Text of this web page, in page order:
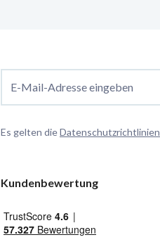
E-Mail-Adresse eingeben
Es gelten dieDatenschutzrichtlinien
Kundenbewertung